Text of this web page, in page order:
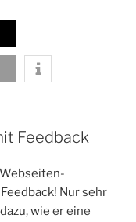
Feedback
Nur sehr
wie er eine